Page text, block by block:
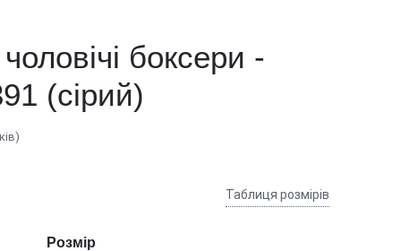
боксери -
(сірий)
Таблиця розмірів
Розмір